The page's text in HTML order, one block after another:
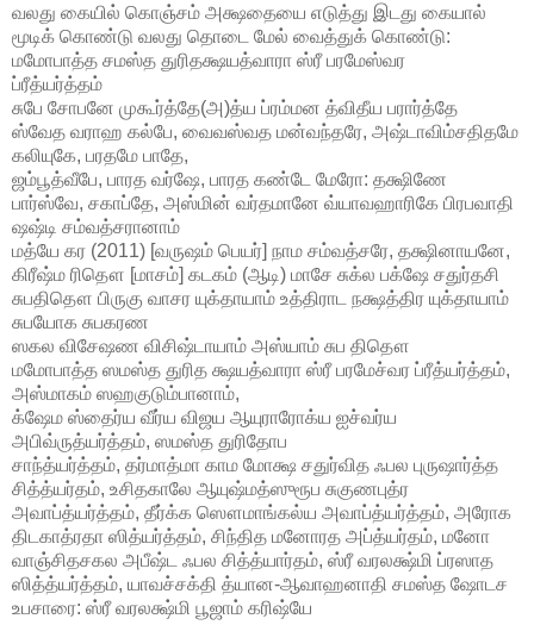
வலது கையில் கொஞ்சம் அக்ஷதையை எடுத்து இடது கையால்
மூடிக் கொண்டு வலது தொடை மேல் வைத்துக் கொண்டு:
மமோபாத்த சமஸ்த துரிதக்ஷயத்வாரா ஸ்ரீ பரமேஸ்வர
ப்ரீத்யர்த்தம்
சுபே சோபனே முகூர்த்தே(அ)த்ய ப்ரம்மன த்விதீய பரார்த்தே
ஸ்வேத வராஹ கல்பே, வைவஸ்வத மன்வந்தரே, அஷ்டாவிம்சதிதமே
கலியுகே, பரதமே பாதே,
ஜம்பூத்வீபே, பாரத வர்ஷே, பாரத கண்டே மேரோ: தக்ஷிணே
பார்ஸ்வே, சகாப்தே, அஸ்மின் வர்தமானே வ்யாவஹாரிகே பிரபவாதி
ஷஷ்டி சம்வத்சரானாம்
மத்யே கர (2011) [வருஷம் பெயர்] நாம சம்வத்சரே, தக்ஷினாயனே,
கிரீஷ்ம ரிதௌ [மாசம்] கடகம் (ஆடி) மாசே சுக்ல பக்ஷே சதுர்தசி
சுபதிதௌ பிருகு வாசர யுக்தாயாம் உத்திராட நக்ஷத்திர யுக்தாயாம்
சுபயோக சுபகரண
ஸகல விசேஷண விசிஷ்டாயாம் அஸ்யாம் சுப திதௌ
மமோபாத்த ஸமஸ்த துரித க்ஷயத்வாரா ஸ்ரீ பரமேச்வர ப்ரீத்யர்த்தம்,
அஸ்மாகம் ஸஹகுடும்பானாம்,
க்ஷேம ஸ்தைர்ய வீர்ய விஜய ஆயுராரோக்ய ஐச்வர்ய
அபிவ்ருத்யர்த்தம், ஸமஸ்த துரிதோப
சாந்த்யர்த்தம், தர்மாத்மா காம மோக்ஷ சதுர்வித ஃபல புருஷார்த்த
சித்த்யர்தம், உசிதகாலே ஆயுஷ்மத்ஸுரூப சுகுணபுத்ர
அவாப்த்யர்த்தம், தீர்க்க ஸௌமாங்கல்ய அவாப்த்யர்த்தம், அரோக
திடகாத்ரதா ஸித்யர்த்தம், சிந்தித மனோரத அப்த்யர்தம், மனோ
வாஞ்சிதசகல அபீஷ்ட ஃபல சித்த்யார்தம், ஸ்ரீ வரலக்ஷ்மி ப்ரஸாத
ஸித்த்யர்த்தம், யாவச்சக்தி த்யான-ஆவாஹனாதி சமஸ்த ஷோடச
உபசாரை: ஸ்ரீ வரலக்ஷ்மி பூஜாம் கரிஷ்யே